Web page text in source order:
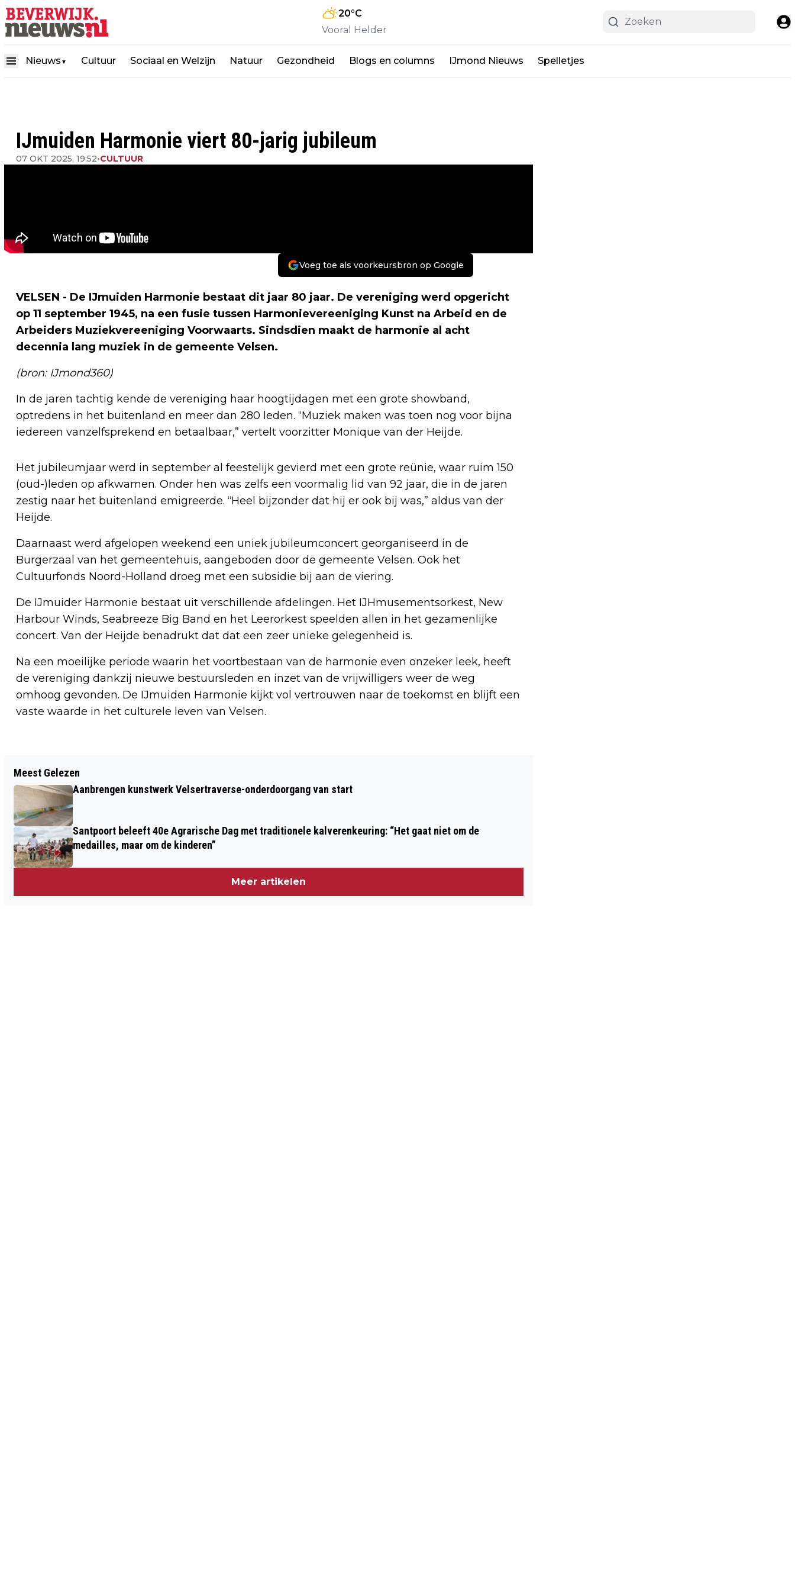
20°C
Vooral Helder
Nieuws ▼ Cultuur Sociaal en Welzijn Natuur Gezondheid Blogs en columns IJmond Nieuws Spelletjes
IJmuiden Harmonie viert 80-jarig jubileum
07 OKT 2025, 19:52•CULTUUR
Voeg toe als voorkeursbron op Google
VELSEN - De IJmuiden Harmonie bestaat dit jaar 80 jaar. De vereniging werd opgericht
op 11 september 1945, na een fusie tussen Harmonievereeniging Kunst na Arbeid en de
Arbeiders Muziekvereeniging Voorwaarts. Sindsdien maakt de harmonie al acht
decennia lang muziek in de gemeente Velsen.
(bron: IJmond360)
In de jaren tachtig kende de vereniging haar hoogtijdagen met een grote showband,
optredens in het buitenland en meer dan 280 leden. “Muziek maken was toen nog voor bijna
iedereen vanzelfsprekend en betaalbaar,” vertelt voorzitter Monique van der Heijde.
Het jubileumjaar werd in september al feestelijk gevierd met een grote reünie, waar ruim 150
(oud-)leden op afkwamen. Onder hen was zelfs een voormalig lid van 92 jaar, die in de jaren
zestig naar het buitenland emigreerde. “Heel bijzonder dat hij er ook bij was,” aldus van der
Heijde.
Daarnaast werd afgelopen weekend een uniek jubileumconcert georganiseerd in de
Burgerzaal van het gemeentehuis, aangeboden door de gemeente Velsen. Ook het
Cultuurfonds Noord-Holland droeg met een subsidie bij aan de viering.
De IJmuider Harmonie bestaat uit verschillende afdelingen. Het IJHmusementsorkest, New
Harbour Winds, Seabreeze Big Band en het Leerorkest speelden allen in het gezamenlijke
concert. Van der Heijde benadrukt dat dat een zeer unieke gelegenheid is.
Na een moeilijke periode waarin het voortbestaan van de harmonie even onzeker leek, heeft
de vereniging dankzij nieuwe bestuursleden en inzet van de vrijwilligers weer de weg
omhoog gevonden. De IJmuiden Harmonie kijkt vol vertrouwen naar de toekomst en blijft een
vaste waarde in het culturele leven van Velsen.
PENTEKENINGEN VAN HELLEN OKX TE
ZIEN IN KOETSHUIJS KASTEELTUIN
ASSUMBURG
MET TWEE JEUGDVOORSTELLINGEN IN
Meest Gelezen
Aanbrengen kunstwerk Velsertraverse-onderdoorgang van start
Santpoort beleeft 40e Agrarische Dag met traditionele kalverenkeuring: “Het gaat niet om de
medailles, maar om de kinderen”
Meer artikelen